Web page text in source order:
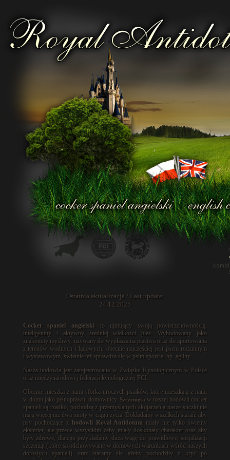
Ostatnia aktualizacja / Last update:
24.12.2025
Cocker spaniel angielskito ujmujący swoją powierzchownością,
inteligentny i aktywny średniej wielkości pies. Wyhodowany jako
znakomity myśliwy, używany do wypłaszania ptactwa oraz do aportowania
z terenów wodnych i lądowych, obecnie najczęściej jest psem rodzinnym
i wystawowym, świetnie też sprawdza się w psim sporcie, np. agility.
Nasza hodowla jest zarejestrowana w Związku Kynologicznym w Polsce
oraz międzynarodowej federacji kynologicznej FCI.
Obecnie mieszka z nami sforka uroczych psiaków, które mieszkają z nami
w domu jako pełnoprawni domownicy. Szczenięta w naszej hodowli cocker
spanieli są rzadko, pochodzą z przemyślanych skojarzeń a nasze suczki nie
mają więcej niż dwa mioty w ciągu życia. Dokładamy wszelkich starań, aby
psy pochodzące z hodowli Royal Antidotum miały nie tylko świetny
eksterier, ale przede wszystkim żeby miały doskonały charakter oraz aby
były zdrowe, dlatego przykładamy dużą wagę do prawidłowej socjalizacji
szczeniąt (które są odchowywane w domowych warunkach wśród naszych
dorosłych spanieli) oraz staramy się ażeby pochodziły z kryć po